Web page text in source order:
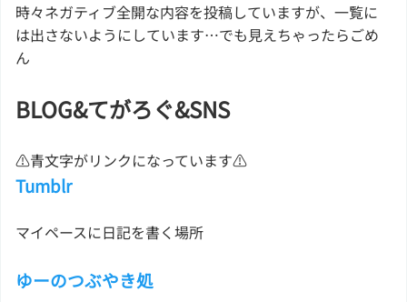
時々ネガティブ全開な内容を投稿していますが、一覧に
は出さないようにしています…でも見えちゃったらごめ
ん
BLOG&てがろぐ&SNS
⚠青文字がリンクになっています⚠
Tumblr
マイペースに日記を書く場所
ゆーのつぶやき処